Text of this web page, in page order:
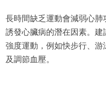
長時間缺乏運動會減弱心
誘發心臟病的潛在因素。
強度運動，例如快步行、
及調節血壓。